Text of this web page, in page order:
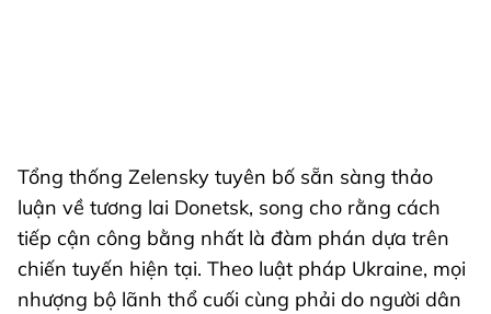
Tổng thống Zelensky tuyên bố sẵn sàng thảo
luận về tương lai Donetsk, song cho rằng cách
tiếp cận công bằng nhất là đàm phán dựa trên
chiến tuyến hiện tại. Theo luật pháp Ukraine, mọi
nhượng bộ lãnh thổ cuối cùng phải do người dân